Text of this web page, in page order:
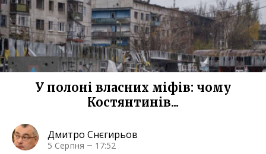
У полоні власних міфів: чому
Костянтинів...
Дмитро Снєгирьов
5 Серпня 17:52